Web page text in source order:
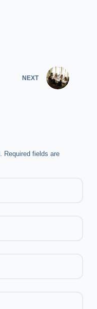
NEXT
Required fields are